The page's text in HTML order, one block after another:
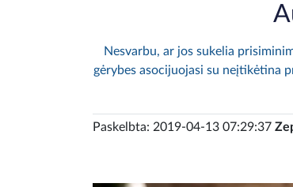
Nesvarbu, ar jos sukelia
gėrybes asocijuojasi su neįtikėtina
Paskelbta: 2019-04-13 07:29:37